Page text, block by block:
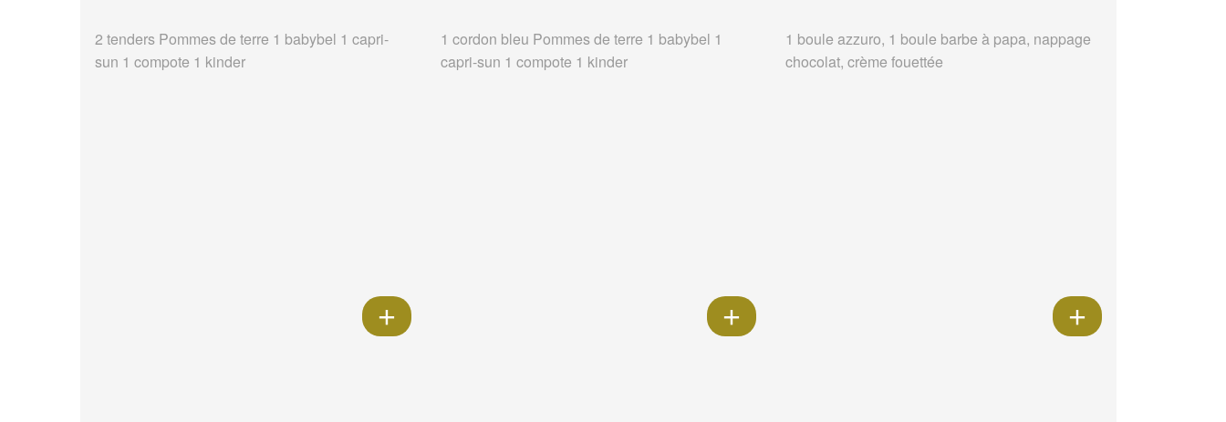
2 tenders Pommes de terre 1 babybel 1 capri-
sun 1 compote 1 kinder
1 cordon bleu Pommes de terre 1 babybel 1
capri-sun 1 compote 1 kinder
1 boule azzuro, 1 boule barbe à papa, nappage
chocolat, crème fouettée